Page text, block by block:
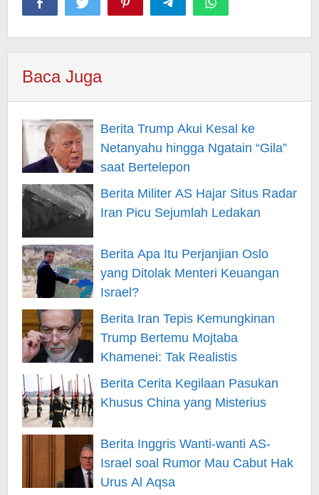
Baca Juga
Berita Trump Akui Kesal ke
Netanyahu hingga Ngatain “Gila”
saat Bertelepon
Berita Militer AS Hajar Situs Radar
Iran Picu Sejumlah Ledakan
Berita Apa Itu Perjanjian Oslo
yang Ditolak Menteri Keuangan
Israel?
Berita Iran Tepis Kemungkinan
Trump Bertemu Mojtaba
Khamenei: Tak Realistis
Berita Cerita Kegilaan Pasukan
Khusus China yang Misterius
Berita Inggris Wanti-wanti AS-
Israel soal Rumor Mau Cabut Hak
Urus Al Aqsa